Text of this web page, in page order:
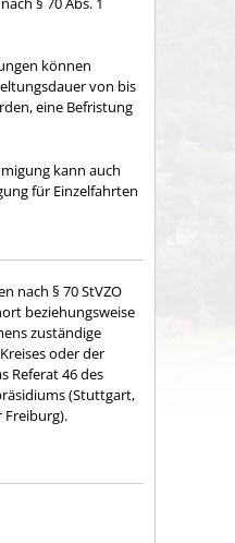
können
von bis
eine Befristung
kann auch
für Einzelfahrten
nach § 70 StVZO
beziehungsweise
zuständige
oder der
Referat 46 des
(Stuttgart,
Freiburg).